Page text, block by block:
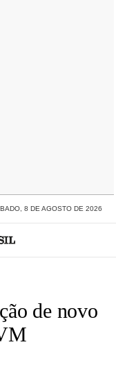
8 DE AGOSTO DE 2026
de novo